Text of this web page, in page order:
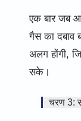
एक बार जब
गैस का दबाव
अलग होंगी,
सके।
चरण 3: